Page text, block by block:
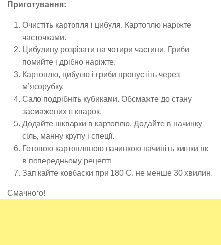
Приготування:
Очистіть картопля і цибуля. Картоплю наріжте
часточками.
Цибулину розрізати на чотири частини. Гриби
помийте і дрібно наріжте.
Картоплю, цибулю і гриби пропустіть через
м’ясорубку.
Сало подрібніть кубиками. Обсмажте до стану
засмажених шкварок.
Додайте шкварки в картоплю. Додайте в начинку
сіль, манну крупу і спеції.
Готовою картопляною начинкою начиніть кишки як
в попередньому рецепті.
Запікайте ковбаски при 180 С. не менше 30 хвилин.
Смачного!